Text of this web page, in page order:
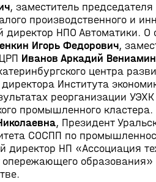
, заместитель
производственного и
директор НПО Автоматики. О
Игорь Федорович,
Иванов Аркадий
центра
Института
реорганизации
промышленного
, Президент
СОСПП по
директор НП «Ассоциация
образования»